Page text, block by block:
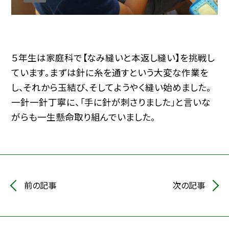
５年生は家庭科で【なみ縫いと本返し縫い】を挑戦し
ています。まずは針に糸を通すという大変な作業を
し、それから玉結び、そしてようやく縫い始めました。
一針一針丁寧に、「手に針が刺さりました」と言いな
がらも一生懸命取り組んでいました。
前の記事 次の記事